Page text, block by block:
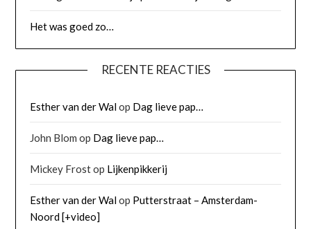
Het was goed zo…
RECENTE REACTIES
Esther van der Walop Dag lieve pap…
John Blom op Dag lieve pap…
Mickey Frostop Lijkenpikkerij
Esther van der Walop Putterstraat – Amsterdam-
Noord [+video]